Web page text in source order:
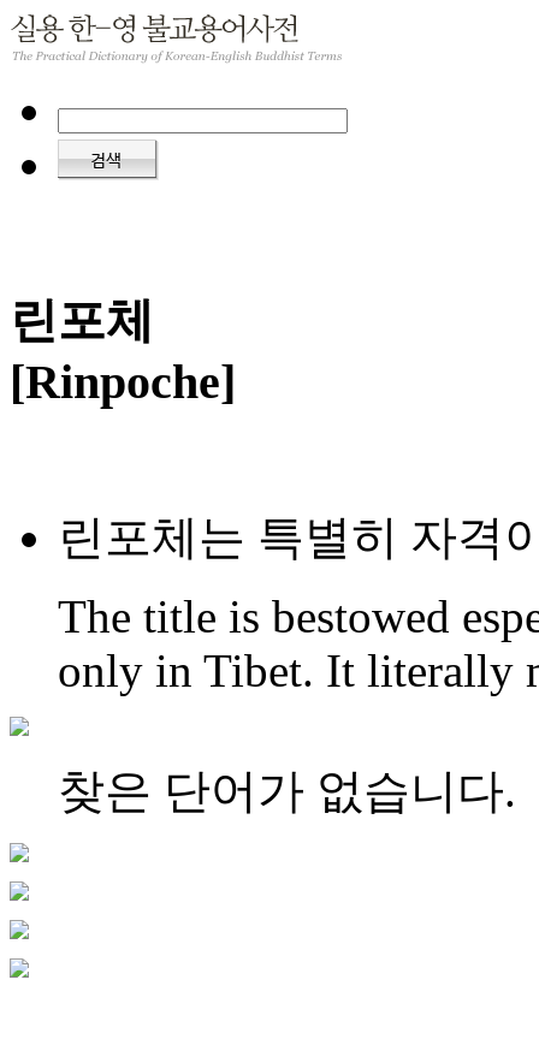
린포체
[Rinpoche]
린포체는 특별히 자격
The title is bestowed
only in Tibet. It literally
찾은 단어가 없습니다.